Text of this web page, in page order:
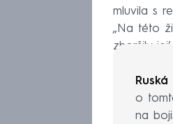
mluvila s
„Na této
zhoršily
o
na